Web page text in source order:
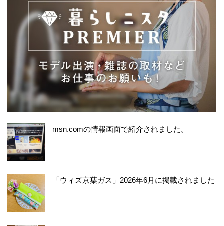
msn.comの情報画面で紹介されました。
「ウィズ京葉ガス」2026年6月に掲載されました